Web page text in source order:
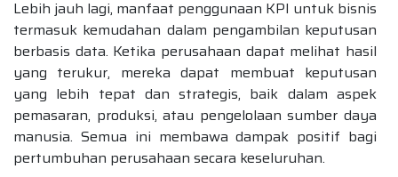
Lebih jauh lagi, manfaat penggunaan KPI untuk bisnis
termasuk kemudahan dalam pengambilan keputusan
berbasis data. Ketika perusahaan dapat melihat hasil
yang terukur, mereka dapat membuat keputusan
yang lebih tepat dan strategis, baik dalam aspek
pemasaran, produksi, atau pengelolaan sumber daya
manusia. Semua ini membawa dampak positif bagi
pertumbuhan perusahaan secara keseluruhan.